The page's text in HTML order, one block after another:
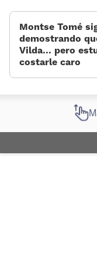
Montse Tomé
demostrando
Vilda... pero
costarle caro